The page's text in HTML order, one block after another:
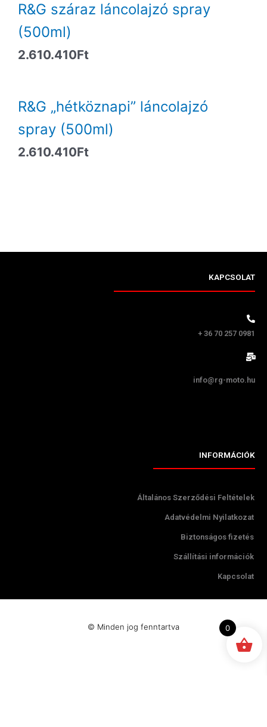
R&G száraz láncolajzó spray
(500ml)
2.610.410Ft
R&G „hétköznapi” láncolajzó
spray (500ml)
2.610.410Ft
KAPCSOLAT
+ 36 70 257 0981
info@rg-moto.hu
INFORMÁCIÓK
Általános Szerződési Feltételek
Adatvédelmi Nyilatkozat
Biztonságos fizetés
Szállítási információk
Kapcsolat
© Minden jog fenntartva 0